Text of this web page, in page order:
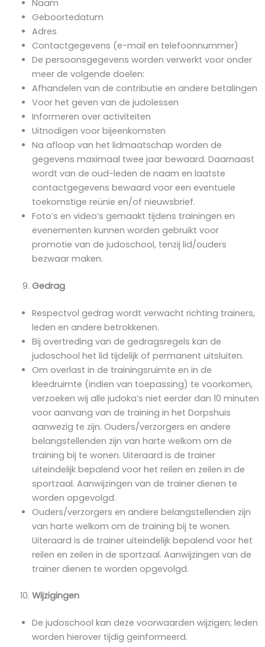
Naam
Geboortedatum
Adres
Contactgegevens (e-mail en telefoonnummer)
De persoonsgegevens worden verwerkt voor onder
meer de volgende doelen:
Afhandelen van de contributie en andere betalingen
Voor het geven van de judolessen
Informeren over activiteiten
Uitnodigen voor bijeenkomsten
Na afloop van het lidmaatschap worden de
gegevens maximaal twee jaar bewaard. Daarnaast
wordt van de oud-leden de naam en laatste
contactgegevens bewaard voor een eventuele
toekomstige reünie en/of nieuwsbrief.
Foto’s en video’s gemaakt tijdens trainingen en
evenementen kunnen worden gebruikt voor
promotie van de judoschool, tenzij lid/ouders
bezwaar maken.
Gedrag
Respectvol gedrag wordt verwacht richting trainers,
leden en andere betrokkenen.
Bij overtreding van de gedragsregels kan de
judoschool het lid tijdelijk of permanent uitsluiten.
Om overlast in de trainingsruimte en in de
kleedruimte (indien van toepassing) te voorkomen,
verzoeken wij alle judoka’s niet eerder dan 10 minuten
voor aanvang van de training in het Dorpshuis
aanwezig te zijn. Ouders/verzorgers en andere
belangstellenden zijn van harte welkom om de
training bij te wonen. Uiteraard is de trainer
uiteindelijk bepalend voor het reilen en zeilen in de
sportzaal. Aanwijzingen van de trainer dienen te
worden opgevolgd.
Ouders/verzorgers en andere belangstellenden zijn
van harte welkom om de training bij te wonen.
Uiteraard is de trainer uiteindelijk bepalend voor het
reilen en zeilen in de sportzaal. Aanwijzingen van de
trainer dienen te worden opgevolgd.
Wijzigingen
De judoschool kan deze voorwaarden wijzigen; leden
worden hierover tijdig geïnformeerd.